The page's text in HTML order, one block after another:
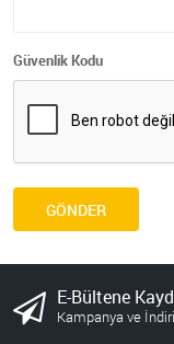
Güvenlik Kodu
GÖNDER
E-Bültene
Kampanya ve